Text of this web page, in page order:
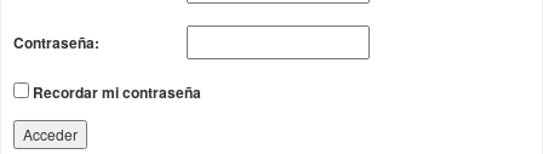
Contraseña:
Recordar mi contraseña
Acceder